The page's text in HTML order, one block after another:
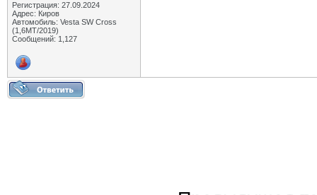
Регистрация: 27.09.2024
Адрес: Киров
Автомобиль: Vesta SW Cross
(1,6МТ/2019)
Сообщений: 1,127